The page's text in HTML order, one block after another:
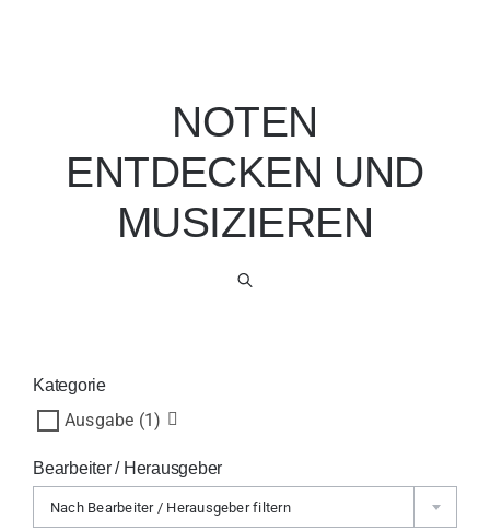
NOTEN
ENTDECKEN UND
MUSIZIEREN
Kategorie
Ausgabe (1)
Bearbeiter / Herausgeber
Nach Bearbeiter / Herausgeber filtern